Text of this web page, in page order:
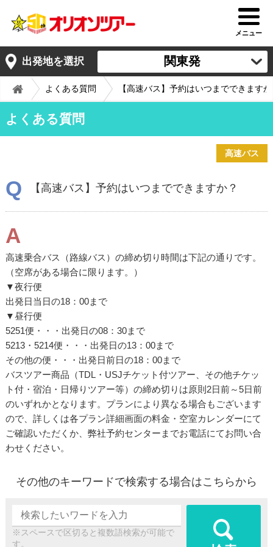
メニュー
出発地を選択 関東発
よくある質問 【高速バス】予約はいつまでできます
よくある質問
高速バス
Q 【高速バス】予約はいつまでできますか？
A
高速乗合バス（路線バス）の締め切り時間は下記の通りです。
（空席がある場合に限ります。）
▼夜行便
出発日当日の18：00まで
▼昼行便
5251便・・・出発日の08：30まで
5213・5214便・・・出発日の13：00まで
その他の便・・・出発日前日の18：00まで
バスツアー商品（TDL・USJチケット付ツアー、その他チケッ
ト付・宿泊・日帰りツアー等）の締め切りは原則2日前～5日前
のいずれかとなります。プランにより異なる場合もございます
ので、詳しくは各プラン詳細画面の料金・空室カレンダーにて
ご確認いただくか、弊社予約センターまでお電話にてお問い合
わせください。
その他のキーワードで検索する場合はこちらから
※スペースで区切ると複数語検索が可能で
す。